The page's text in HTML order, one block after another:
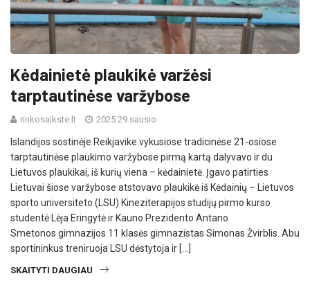
Kėdainietė plaukikė varžėsi
tarptautinėse varžybose
rinkosaikste.lt 2025 29 sausio
Islandijos sostinėje Reikjavike vykusiose tradicinėse 21-osiose
tarptautinėse plaukimo varžybose pirmą kartą dalyvavo ir du
Lietuvos plaukikai, iš kurių viena – kėdainietė. Įgavo patirties
Lietuvai šiose varžybose atstovavo plaukikė iš Kėdainių – Lietuvos
sporto universiteto (LSU) Kineziterapijos studijų pirmo kurso
studentė Lėja Eringytė ir Kauno Prezidento Antano
Smetonos gimnazijos 11 klasės gimnazistas Simonas Žvirblis. Abu
sportininkus treniruoja LSU dėstytoja ir […]
SKAITYTI DAUGIAU